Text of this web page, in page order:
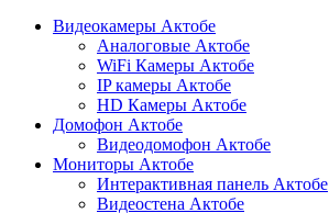
Видеокамеры Актобе
Аналоговые Актобе
WiFi Камеры Актобе
IP камеры Актобе
HD Камеры Актобе
Домофон Актобе
Видеодомофон Актобе
Мониторы Актобе
Интерактивная панель Актобе
Видеостена Актобе